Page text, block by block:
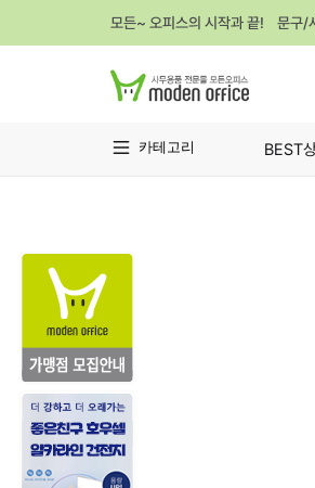
모든~ 오피스의 시작과 끝! 문구/
카테고리 BEST